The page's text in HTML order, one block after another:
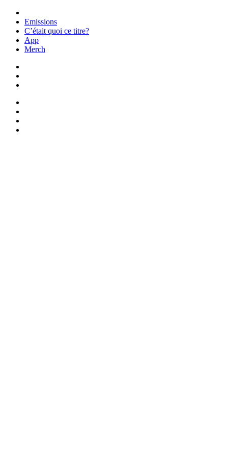
Emissions
C’était quoi ce titre?
App
Merch